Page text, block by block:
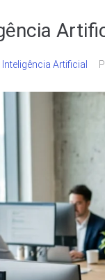
Inteligência Artificial